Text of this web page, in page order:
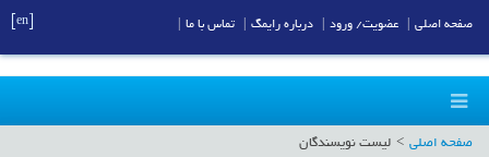
صفحه اصلی لیست نویسندگان
صفحه اصلی عضویت/ ورود درباره رایمگ تماس با ما